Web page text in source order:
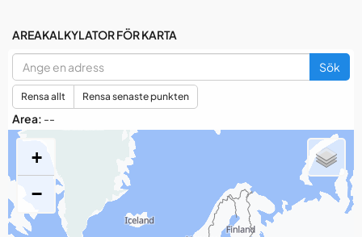
AREAKALKYLATOR FÖR KARTA
Sök
Rensa allt Rensa senaste punkten
Area: --
+
−